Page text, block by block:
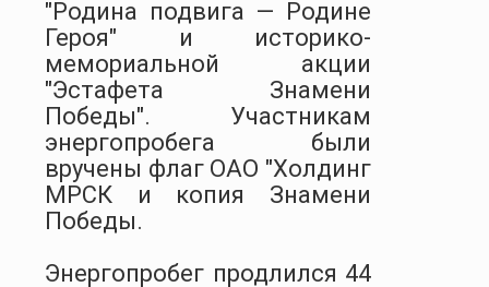
"Родина подвига — Родине
Героя" и историко-
мемориальной акции
"Эстафета Знамени
Победы". Участникам
энергопробега были
вручены флаг ОАО "Холдинг
МРСК и копия Знамени
Победы.
Энергопробег продлился 44